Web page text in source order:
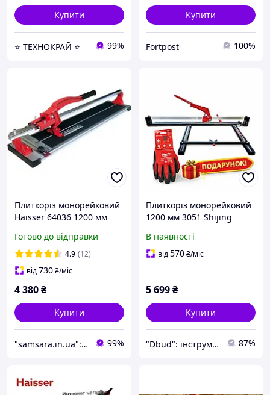
Купити
⭐ ТЕХНОКРАЙ ⭐ 99%
Купити
Fortpost 100%
Плиткоріз монорейковий
Haisser 64036 1200 мм
різання плитки Верстат
для кахельної плитки
Готово до відправки
4.9 (12)
від730₴/міс
4 380₴
Купити
"samsara.in.ua": Інтернет-магазин інструментів, садової та побутової техніки 99%
Плиткоріз монорейковий
1200 мм 3051 Shijing
В наявності
від570₴/міс
5 699₴
Купити
"Dbud": інструменти та побутова техніка для Вас! 87%